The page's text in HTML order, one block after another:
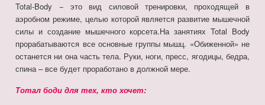
Total-Body − это вид силовой тренировки, проходящей в
аэробном режиме, целью которой является развитие мышечной
силы и создание мышечного корсета.На занятиях Total Body
прорабатываются все основные группы мышц. «Обиженной» не
останется ни она часть тела. Руки, ноги, пресс, ягодицы, бедра,
спина – все будет проработано в должной мере.
Тотал боди для тех, кто хочет: